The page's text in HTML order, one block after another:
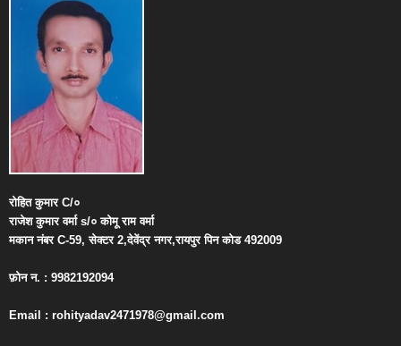
रोहित कुमारC/०
राजेश कुमार वर्माs/० कोमू राम वर्मा
मकान नंबरC-59,सेक्टर2,देवेंद्र नगर,रायपुर पिन कोड492009
फ़ोन न. : 9982192094
Email : rohityadav2471978@gmail.com